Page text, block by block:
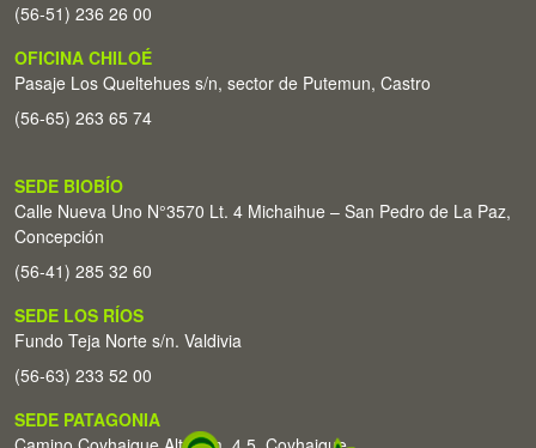
(56-51) 236 26 00
OFICINA CHILOÉ
Pasaje Los Queltehues s/n, sector de Putemun, Castro
(56-65) 263 65 74
SEDE BIOBÍO
Calle Nueva Uno N°3570 Lt. 4 Michaihue – San Pedro de La Paz,
Concepción
(56-41) 285 32 60
SEDE LOS RÍOS
Fundo Teja Norte s/n. Valdivia
(56-63) 233 52 00
SEDE PATAGONIA